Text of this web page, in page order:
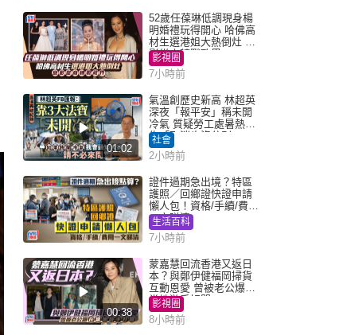
52歲任葆琳低調現身楊
明婚禮玩得開心 哈佛高
材生選港姐大熱倒灶 息
影從商轉戰政界
影視圈
7小時前
01:02
氣溫創歷史新高 林超英
深夜「報平安」稱未開
冷氣 質疑勞工處暑熱警
告「取消也沒分別」
社會
2小時前
證件過期急出境？特區
護照／回鄉證快證申請
懶人包！資格/手續/費用
一文睇清
生活百科
7小時前
00:38
蒙嘉慧回流香港又返日
本？與鄭伊健福岡掃貨
互動恩愛 曾被老公爆在
當地游手好閒
影視圈
8小時前